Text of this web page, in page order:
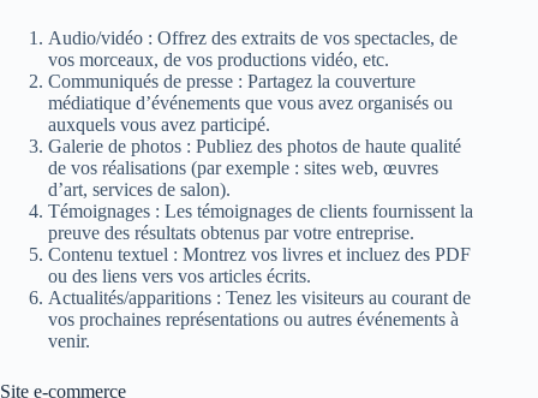
Audio/vidéo : Offrez des extraits de vos spectacles, de
vos morceaux, de vos productions vidéo, etc.
Communiqués de presse : Partagez la couverture
médiatique d’événements que vous avez organisés ou
auxquels vous avez participé.
Galerie de photos : Publiez des photos de haute qualité
de vos réalisations (par exemple : sites web, œuvres
d’art, services de salon).
Témoignages : Les témoignages de clients fournissent la
preuve des résultats obtenus par votre entreprise.
Contenu textuel : Montrez vos livres et incluez des PDF
ou des liens vers vos articles écrits.
Actualités/apparitions : Tenez les visiteurs au courant de
vos prochaines représentations ou autres événements à
venir.
Site e-commerce